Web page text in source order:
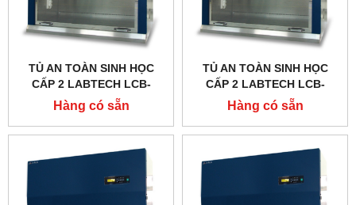
TỦ AN TOÀN SINH HỌC
CẤP 2 LABTECH LCB-
0183B-A2, TYPE A2
Hàng có sẵn
TỦ AN TOÀN SINH HỌC
CẤP 2 LABTECH LCB-
0153B-A2, TYPE A2
Hàng có sẵn